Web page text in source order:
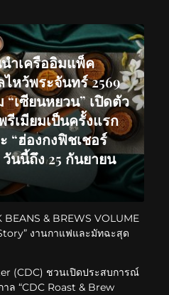
ำเครืออิมแพ็ค
หว้พระจันทร์ 2569
เซียนหยวน” เปิดตัว
เมียมเป็นครั้งแรก
“ฮ่องกงฟิชเชอร์
นนี้ถึง 25 กันยายน
BEANS & BREWS VOLUME
งานกาแฟและมัทฉะสุด
(CDC) ชวนเปิดประสบการณ์
ล “CDC Roast & Brew